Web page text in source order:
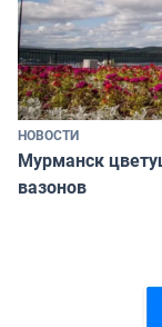
НОВОСТИ
Мурманск
вазонов